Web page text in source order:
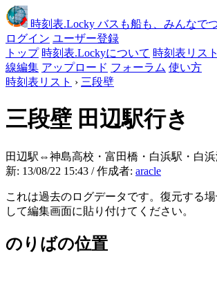
時刻表.Locky バスも船も、みんなで
ログイン ユーザー登録
トップ 時刻表.Lockyについて 時刻表リスト
線編集 アップロード フォーラム 使い方
時刻表リスト › 三段壁
三段壁 田辺駅行き
田辺駅⇔神島高校・富田橋・白浜駅・白
新: 13/08/22 15:43 / 作成者: aracle
これは過去のログデータです。復元する
して編集画面に貼り付けてください。
のりばの位置